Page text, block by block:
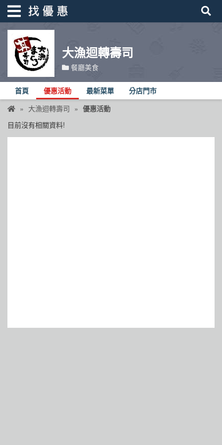
大漁迴轉壽司
餐廳美食
首頁 優惠活動 最新菜單 分店門市
大漁迴轉壽司
優惠活動
目前沒有相關資料!
找優惠
首頁
優惠活動
折價卷